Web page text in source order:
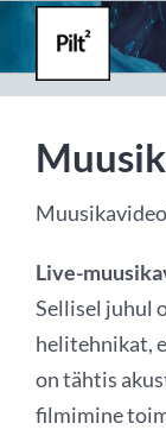
Skip
content
Live-
Sellisel juhul
helitehnikat,
on tähtis
filmimine